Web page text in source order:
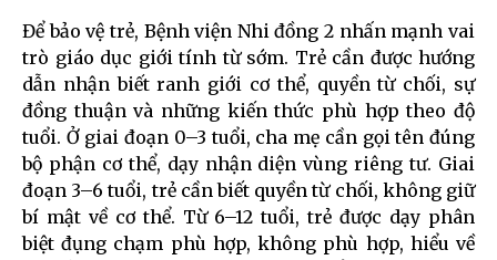
Để bảo vệ trẻ, Bệnh viện Nhi đồng 2 nhấn mạnh vai
trò giáo dục giới tính từ sớm. Trẻ cần được hướng
dẫn nhận biết ranh giới cơ thể, quyền từ chối, sự
đồng thuận và những kiến thức phù hợp theo độ
tuổi. Ở giai đoạn 0–3 tuổi, cha mẹ cần gọi tên đúng
bộ phận cơ thể, dạy nhận diện vùng riêng tư. Giai
đoạn 3–6 tuổi, trẻ cần biết quyền từ chối, không giữ
bí mật về cơ thể. Từ 6–12 tuổi, trẻ được dạy phân
biệt đụng chạm phù hợp, không phù hợp, hiểu về